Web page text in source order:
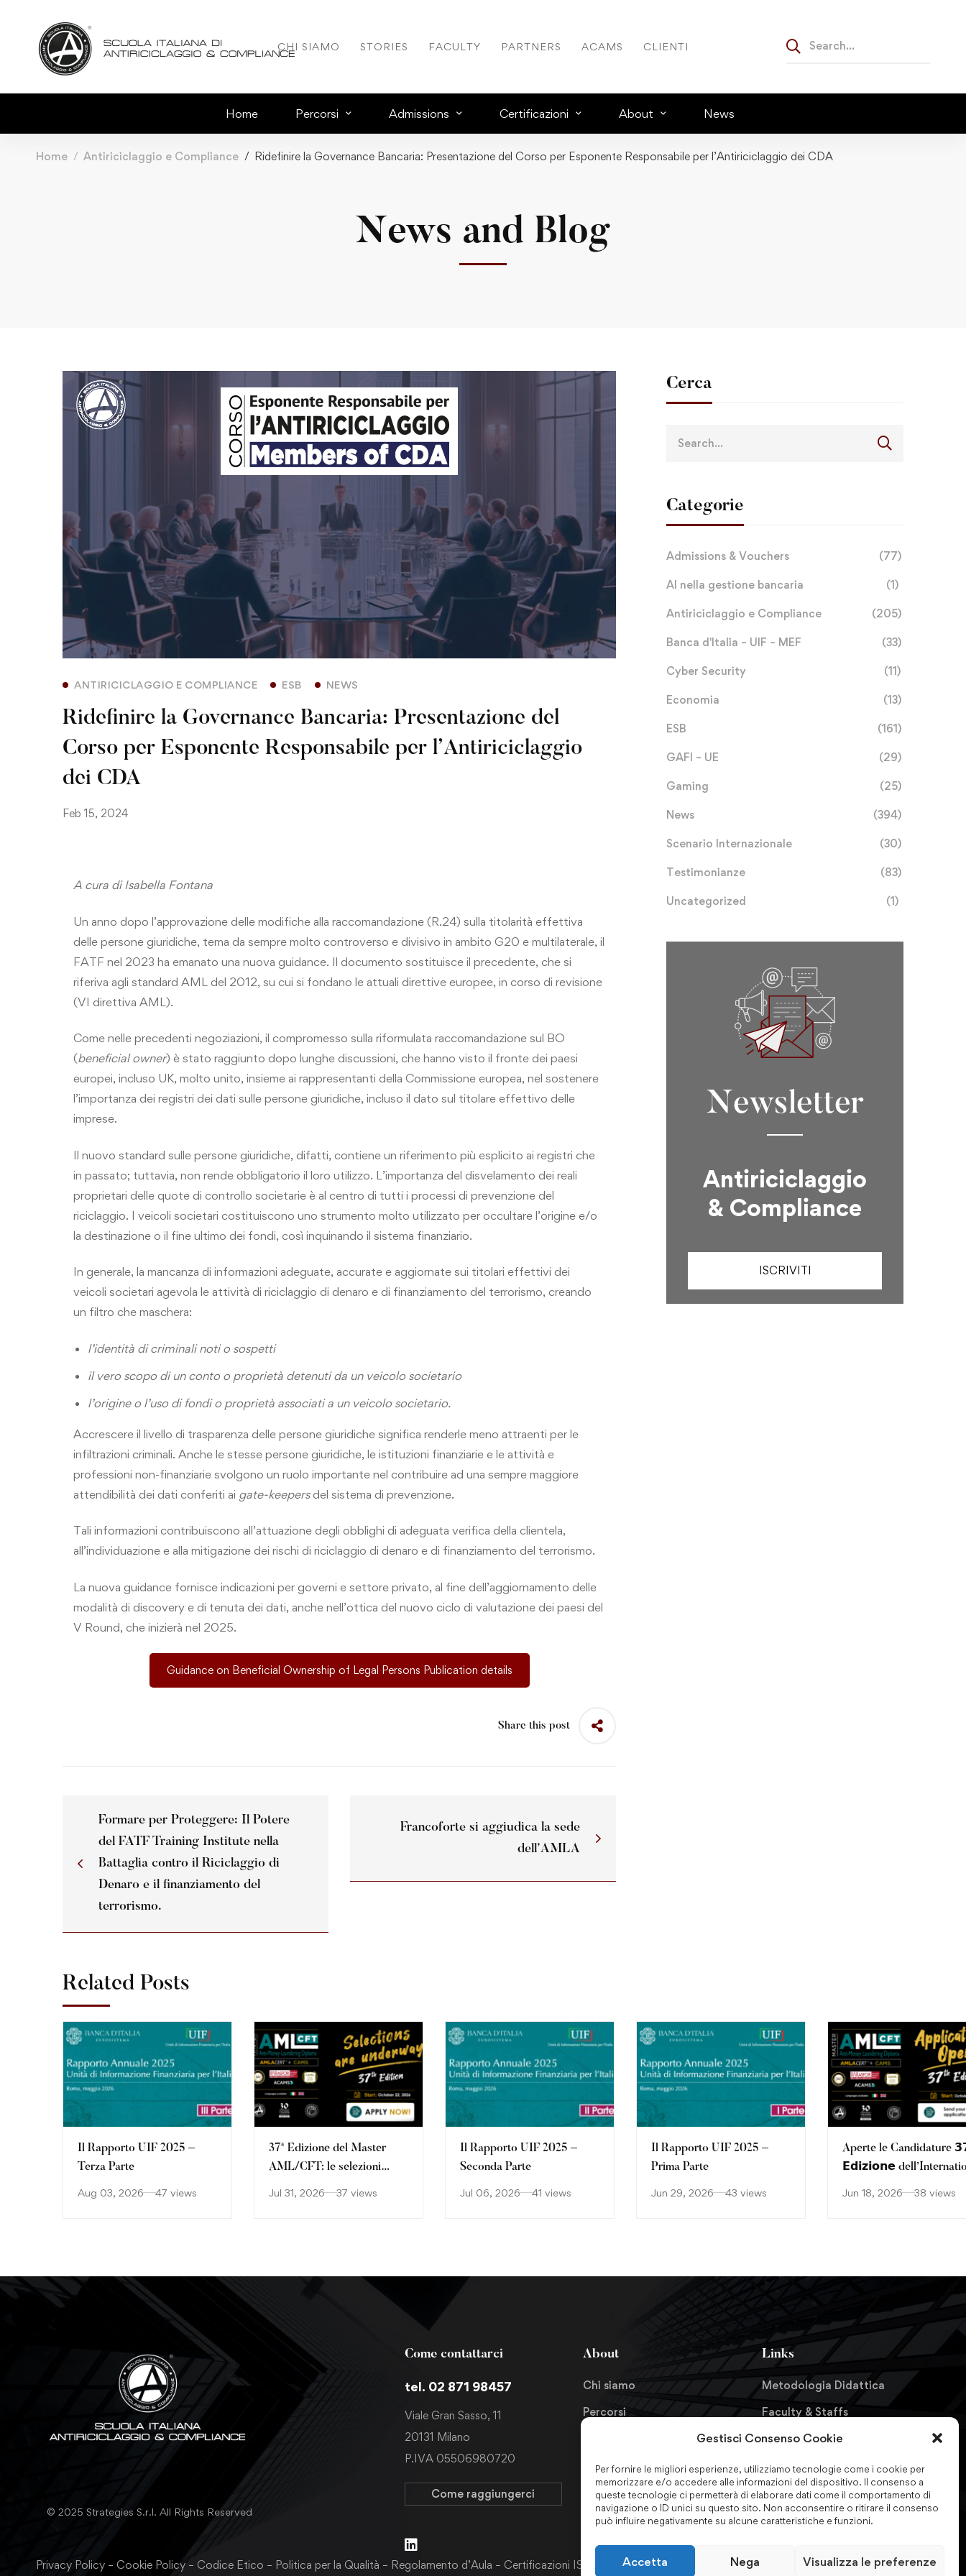
Gestisci Consenso Cookie
Per fornire le migliori esperienze, utilizziamo tecnologie come i cookie per
memorizzare e/o accedere alle informazioni del dispositivo. Il consenso a
queste tecnologie ci permetterà di elaborare dati come il comportamento di
navigazione o ID unici su questo sito. Non acconsentire o ritirare il consenso
può influire negativamente su alcune caratteristiche e funzioni.
Accetta Nega Visualizza le preferenze
CHI SIAMO STORIES FACULTY PARTNERS ACAMS CLIENTI
Home Percorsi Admissions Certificazioni About News
Home Antiriciclaggio e Compliance Ridefinire la Governance Bancaria: Presentazione del Corso per Esponente Responsabile per l’Antiriciclaggio dei CDA
News and Blog
ANTIRICICLAGGIO E COMPLIANCE ESB NEWS
Ridefinire la Governance Bancaria: Presentazione del
Corso per Esponente Responsabile per l’Antiriciclaggio
dei CDA
Feb 15, 2024
A cura di Isabella Fontana
Un anno dopo l’approvazione delle modifiche alla raccomandazione (R.24) sulla titolarità effettiva
delle persone giuridiche, tema da sempre molto controverso e divisivo in ambito G20 e multilaterale, il
FATF nel 2023 ha emanato una nuova guidance. Il documento sostituisce il precedente, che si
riferiva agli standard AML del 2012, su cui si fondano le attuali direttive europee, in corso di revisione
(VI direttiva AML).
Come nelle precedenti negoziazioni, il compromesso sulla riformulata raccomandazione sul BO
(beneficial owner) è stato raggiunto dopo lunghe discussioni, che hanno visto il fronte dei paesi
europei, incluso UK, molto unito, insieme ai rappresentanti della Commissione europea, nel sostenere
l’importanza dei registri dei dati sulle persone giuridiche, incluso il dato sul titolare effettivo delle
imprese.
Il nuovo standard sulle persone giuridiche, difatti, contiene un riferimento più esplicito ai registri che
in passato; tuttavia, non rende obbligatorio il loro utilizzo. L’importanza del disvelamento dei reali
proprietari delle quote di controllo societarie è al centro di tutti i processi di prevenzione del
riciclaggio. I veicoli societari costituiscono uno strumento molto utilizzato per occultare l’origine e/o
la destinazione o il fine ultimo dei fondi, così inquinando il sistema finanziario.
In generale, la mancanza di informazioni adeguate, accurate e aggiornate sui titolari effettivi dei
veicoli societari agevola le attività di riciclaggio di denaro e di finanziamento del terrorismo, creando
un filtro che maschera:
l’identità di criminali noti o sospetti
il vero scopo di un conto o proprietà detenuti da un veicolo societario
l’origine o l’uso di fondi o proprietà associati a un veicolo societario.
Accrescere il livello di trasparenza delle persone giuridiche significa renderle meno attraenti per le
infiltrazioni criminali. Anche le stesse persone giuridiche, le istituzioni finanziarie e le attività e
professioni non-finanziarie svolgono un ruolo importante nel contribuire ad una sempre maggiore
attendibilità dei dati conferiti ai gate-keepersdel sistema di prevenzione.
Tali informazioni contribuiscono all’attuazione degli obblighi di adeguata verifica della clientela,
all’individuazione e alla mitigazione dei rischi di riciclaggio di denaro e di finanziamento del terrorismo.
La nuova guidance fornisce indicazioni per governi e settore privato, al fine dell’aggiornamento delle
modalità di discovery e di tenuta dei dati, anche nell’ottica del nuovo ciclo di valutazione dei paesi del
V Round, che inizierà nel 2025.
Guidance on Beneficial Ownership of Legal Persons Publication details
Share this post
Formare per Proteggere: Il Potere
del FATF Training Institute nella
Battaglia contro il Riciclaggio di
Denaro e il finanziamento del
terrorismo.
Francoforte si aggiudica la sede
dell’AMLA
Related Posts
Il Rapporto UIF 2025 –
Terza Parte
Aug 03, 2026 47 views
37ª Edizione del Master
AML/CFT: le selezioni
Jul 31, 2026 37 views
Il Rapporto UIF 2025 –
Seconda Parte
Jul 06, 2026 41 views
Il Rapporto UIF 2025 –
Prima Parte
Jun 29, 2026 43 views
Aperte le Candidature
𝗘𝗱𝗶𝘇𝗶𝗼𝗻𝗲
Jun 18, 2026 38 views
Cerca
Categorie
Admissions & Vouchers (77)
AI nella gestione bancaria (1)
Antiriciclaggio e Compliance (205)
Banca d'Italia – UIF – MEF (33)
Cyber Security (11)
Economia (13)
ESB (161)
GAFI – UE (29)
Gaming (25)
News (394)
Scenario Internazionale (30)
Testimonianze (83)
Uncategorized (1)
Newsletter
Antiriciclaggio
& Compliance
ISCRIVITI
© 2025 Strategies S.r.l. All Rights Reserved
Come contattarci
tel. 02 871 98457
Viale Gran Sasso, 11
20131 Milano
P.IVA 05506980720
Come raggiungerci
About
Chi siamo
Percorsi
Richiedi informazioni
Links
Metodologia Didattica
Faculty & Staffs
Formazione finanziata
Certificazioni & Associazioni
Forum Nazionale
Antiriciclaggio
Privacy Policy – Cookie Policy – Codice Etico – Politica per la Qualità – Regolamento d’Aula – Certificazioni ISO